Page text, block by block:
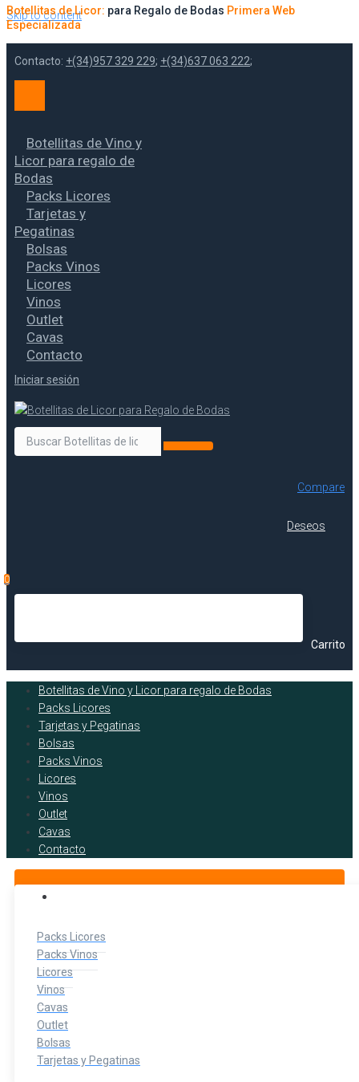
Skip to content
Botellitas de Licor: para Regalo de Bodas Primera Web
Especializada
Contacto: +(34)957 329 229; +(34)637 063 222;
Botellitas de Vino y
Licor para regalo de
Bodas
Packs Licores
Tarjetas y
Pegatinas
Bolsas
Packs Vinos
Licores
Vinos
Outlet
Cavas
Contacto
Iniciar sesión
Compare
Deseos
0
Carrito
Botellitas de Vino y Licor para regalo de Bodas
Packs Licores
Tarjetas y Pegatinas
Bolsas
Packs Vinos
Licores
Vinos
Outlet
Cavas
Contacto
Packs Licores
Packs Vinos
Licores
Vinos
Cavas
Outlet
Bolsas
Tarjetas y Pegatinas